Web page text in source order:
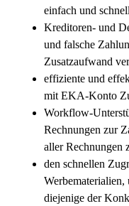
einfach und
Kreditoren- und
und falsche
Zusatzaufwand
effiziente und
mit EKA-Konto
Workflow-
Rechnungen zur
aller Rechnungen
den schnellen
diejenige der